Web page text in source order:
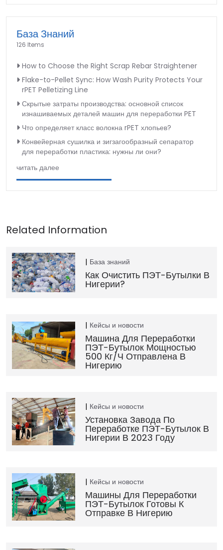
База Знаний
126 Items
How to Choose the Right Scrap Rebar Straightener
Flake-to-Pellet Sync: How Wash Purity Protects Your
rPET Pelletizing Line
Скрытые затраты производства: основной список
изнашиваемых деталей машин для переработки PET
Что определяет класс волокна rPET хлопьев?
Конвейерная сушилка и зигзагообразный сепаратор
для переработки пластика: нужны ли они?
читать далее
База знаний
Как Очистить ПЭТ-Бутылки В
Нигерии?
Кейсы и новости
Машина Для Переработки
ПЭТ-Бутылок Мощностью
500 Кг/ч Отправлена В
Нигерию
Кейсы и новости
Установка Завода По
Переработке ПЭТ-Бутылок В
Нигерии В 2023 Году
Кейсы и новости
Машины Для Переработки
ПЭТ-Бутылок Готовы К
Отправке В Нигерию